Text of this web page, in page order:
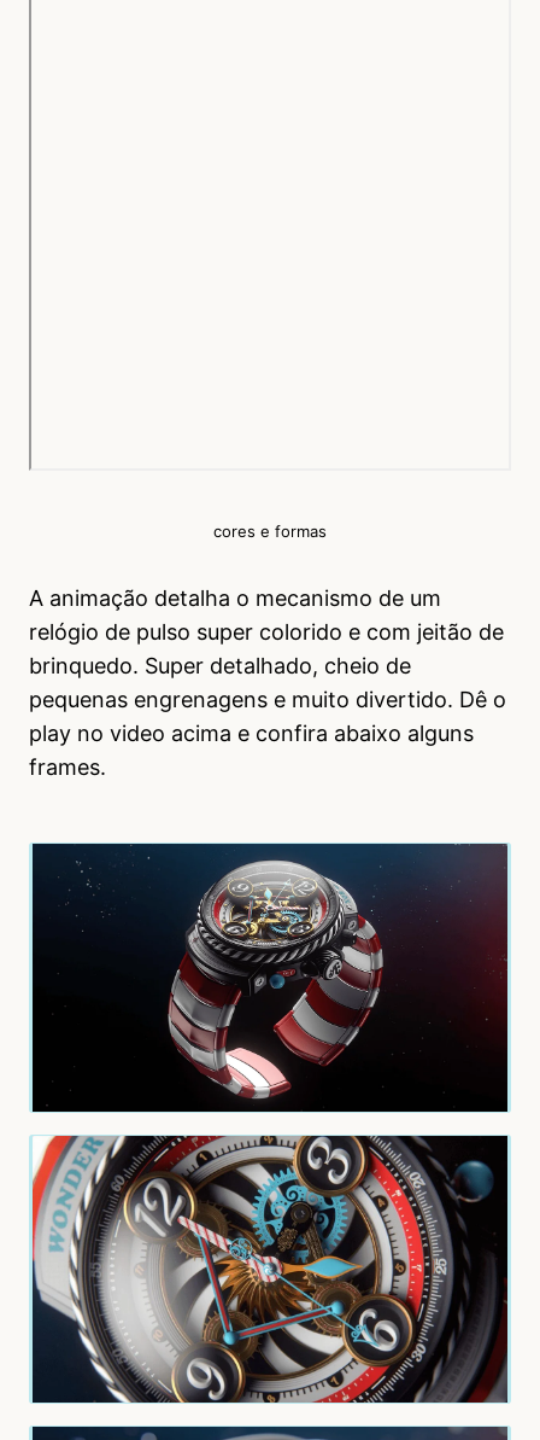
cores e formas
A animação detalha o mecanismo de um
relógio de pulso super colorido e com jeitão de
brinquedo. Super detalhado, cheio de
pequenas engrenagens e muito divertido. Dê o
play no video acima e confira abaixo alguns
frames.